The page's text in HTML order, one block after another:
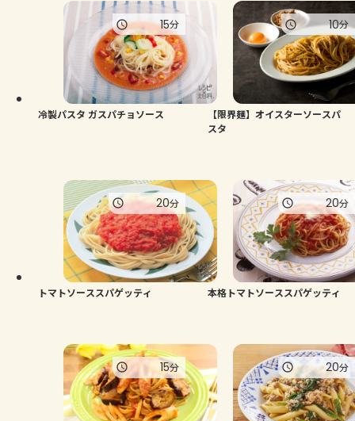
冷製パスタ ガスパチョソース
15分
【限界麺】オイスターソースパ
スタ
10分
トマトソーススパゲッティ
20分
本格トマトソーススパゲッティ
20分
15分 20分